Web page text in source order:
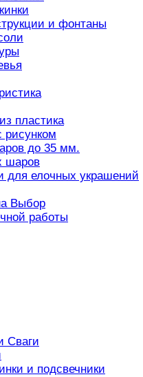
и фонтаны
пластика
рисунком
до 35 мм.
шаров
для елочных украшений
Выбор
работы
Сваги
и подсвечники